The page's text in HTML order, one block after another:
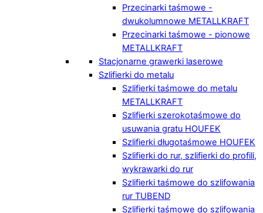
Przecinarki taśmowe -
dwukolumnowe METALLKRAFT
Przecinarki taśmowe - pionowe
METALLKRAFT
Stacjonarne grawerki laserowe
Szlifierki do metalu
Szlifierki taśmowe do metalu
METALLKRAFT
Szlifierki szerokotaśmowe do
usuwania gratu HOUFEK
Szlifierki długotaśmowe HOUFEK
Szlifierki do rur, szlifierki do profili,
wykrawarki do rur
Szlifierki taśmowe do szlifowania
rur TUBEND
Szlifierki taśmowe do szlifowania